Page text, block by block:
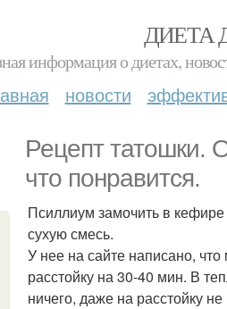
ДИЕТА
информация о диетах,
новости
Рецепт татошки.
что понравится.
Псиллиум замочить в
сухую смесь.
У нее на сайте написано,
расстойку на 30-40 мин. В
ничего, даже на расстойку